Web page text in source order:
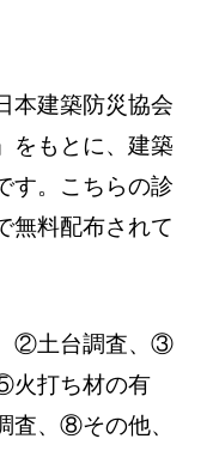
本建築防災協会
をもとに、建築
す。こちらの診
無料配布されて
②土台調査、③
火打ち材の有
、⑧その他、